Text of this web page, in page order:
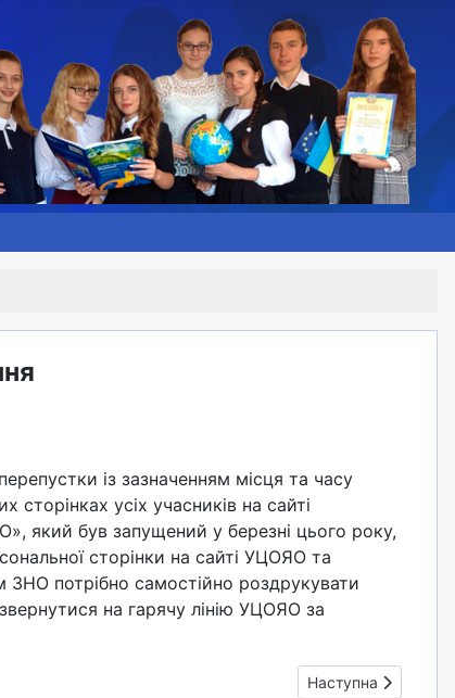
із зазначенням місця та часу
усіх учасників на сайті
який був запущений у березні цього року,
сторінки на сайті УЦОЯО та
потрібно самостійно роздрукувати
на гарячу лінію УЦОЯО за
Наступна стаття:
Наступна